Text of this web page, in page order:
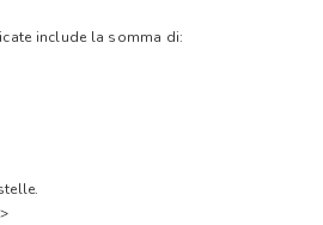
include la somma di: